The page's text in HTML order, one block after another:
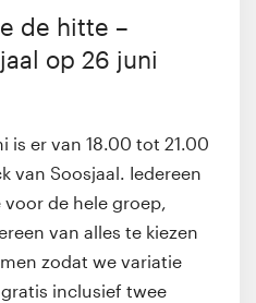
de hitte –
op 26 juni
is er van 18.00 tot 21.00
van Soosjaal. Iedereen
de hele groep,
van alles te kiezen
zodat we variatie
inclusief twee